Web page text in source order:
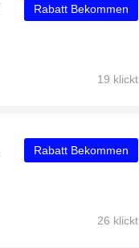
Rabatt Bekommen
19 klickt
Rabatt Bekommen
26 klickt